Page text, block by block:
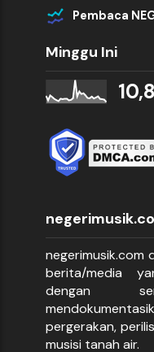
Pembaca
Minggu Ini
negerimusik.com
berita/media
dengan
pergerakan,
musisi tanah air.